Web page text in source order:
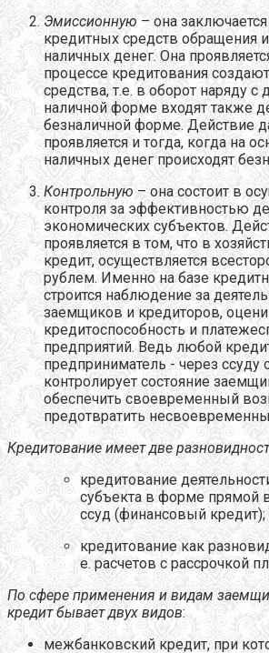
Эмиссионную – она
кредитных средств обращения
наличных денег. Она
процессе кредитования
средства, т.е. в оборот наряду с
наличной форме входят также
безналичной форме. Действие
проявляется и тогда, когда на
наличных денег происходят
Контрольную – она состоит в
контроля за эффективностью
экономических субъектов.
проявляется в том, что в
кредит, осуществляется
рублем. Именно на базе
строится наблюдение за
заемщиков и кредиторов,
кредитоспособность и
предприятий. Ведь любой
предприниматель - через
контролирует состояние
обеспечить своевременный
предотвратить
Кредитование имеет две
кредитование
субъекта в форме
ссуд (финансовый кредит);
кредитование как
е. расчетов с рассрочкой
По сфере применения и видам
кредит бывает двух видов:
межбанковский кредит, при